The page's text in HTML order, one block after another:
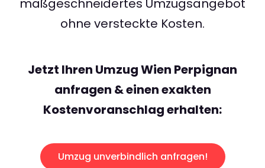
maßgeschneidertes Umzugsangebot
ohne versteckte Kosten.
Jetzt Ihren Umzug Wien Perpignan
anfragen & einen exakten
Kostenvoranschlag erhalten:
Umzug unverbindlich anfragen!